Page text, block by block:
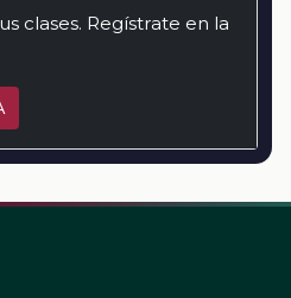
clases. Regístrate en la